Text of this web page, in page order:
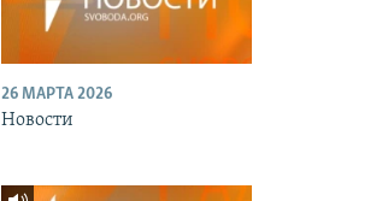
26 МАРТА 2026
Новости